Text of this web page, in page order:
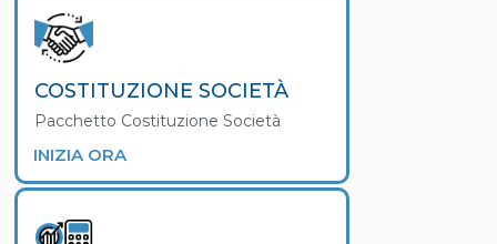
COSTITUZIONE SOCIETÀ
Pacchetto Costituzione Società
INIZIA ORA